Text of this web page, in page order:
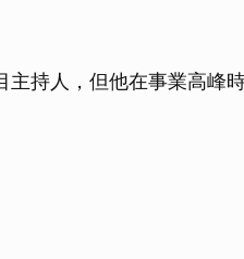
持人，但他在事業高峰